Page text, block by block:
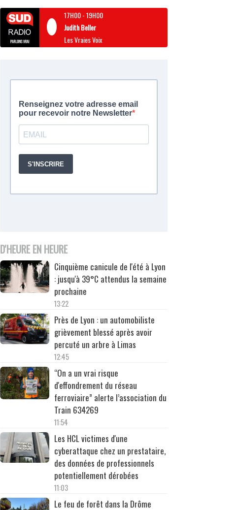
17H00-19H00
Judith Beller
Les Vraies Voix
D'HEURE EN HEURE
Cinquième canicule de l'été à Lyon
: jusqu'à 39°C attendus la semaine
prochaine
13:22
Près de Lyon : un automobiliste
grièvement blessé après avoir
percuté un arbre à Limas
12:45
“On a un vrai risque
d'effondrement du réseau
ferroviaire” alerte l’association du
Train 634269
11:54
Les HCL victimes d'une
cyberattaque chez un prestataire,
des données de professionnels
potentiellement dérobées
11:03
Le feu de forêt dans la Drôme